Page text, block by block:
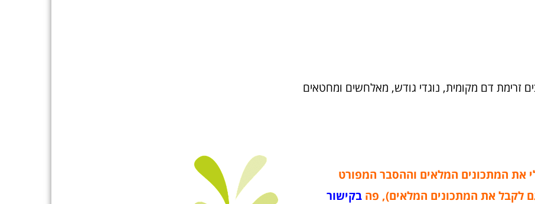
זרימת דם מקומית, נוגדי גודש, מאלחשים ומחטאים
את המתכונים המלאים וההסבר המפורט
לקבל את המתכונים המלאים), פה בקישור